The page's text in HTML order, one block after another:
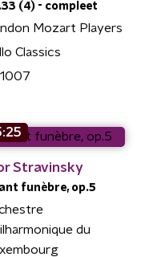
(4) - compleet
Mozart Players
Classics
Stravinsky
funèbre, op.5
du